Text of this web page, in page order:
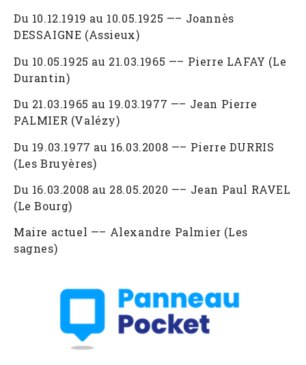
Du 10.12.1919 au 10.05.1925 —– Joannès
DESSAIGNE (Assieux)
Du 10.05.1925 au 21.03.1965 —– Pierre LAFAY (Le
Durantin)
Du 21.03.1965 au 19.03.1977 —– Jean Pierre
PALMIER (Valézy)
Du 19.03.1977 au 16.03.2008 —– Pierre DURRIS
(Les Bruyères)
Du 16.03.2008 au 28.05.2020 —– Jean Paul RAVEL
(Le Bourg)
Maire actuel —– Alexandre Palmier (Les
sagnes)